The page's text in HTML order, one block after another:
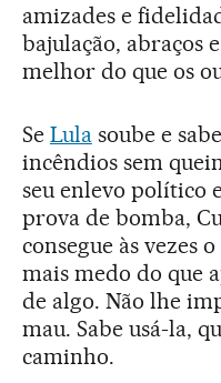
amizades e
bajulação, abraços
melhor do que os
Se Lulasoube e
incêndios sem
seu enlevo político
prova de bomba,
consegue às vezes
mais medo do que
de algo. Não lhe
mau. Sabe usá-la,
caminho.